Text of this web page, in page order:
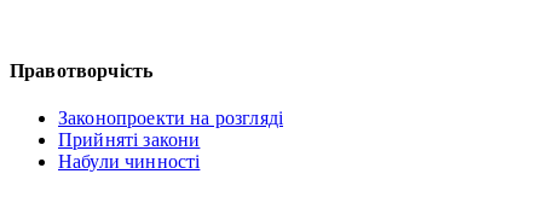
Правотворчість
Законопроекти на розгляді
Прийняті закони
Набули чинності